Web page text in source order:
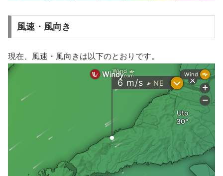
風速・風向き
現在、風速・風向きは以下のとおりです。